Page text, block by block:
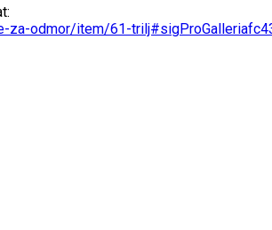
za-odmor/item/61-